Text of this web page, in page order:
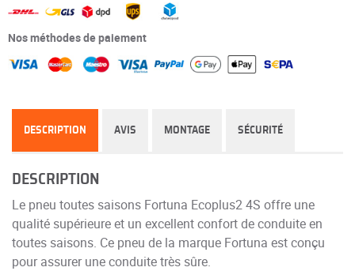
Nos méthodes de paiement
DESCRIPTION AVIS MONTAGE SÉCURITÉ
DESCRIPTION
Le pneu toutes saisons Fortuna Ecoplus2 4S offre une
qualité supérieure et un excellent confort de conduite en
toutes saisons. Ce pneu de la marque Fortuna est conçu
pour assurer une conduite très sûre.